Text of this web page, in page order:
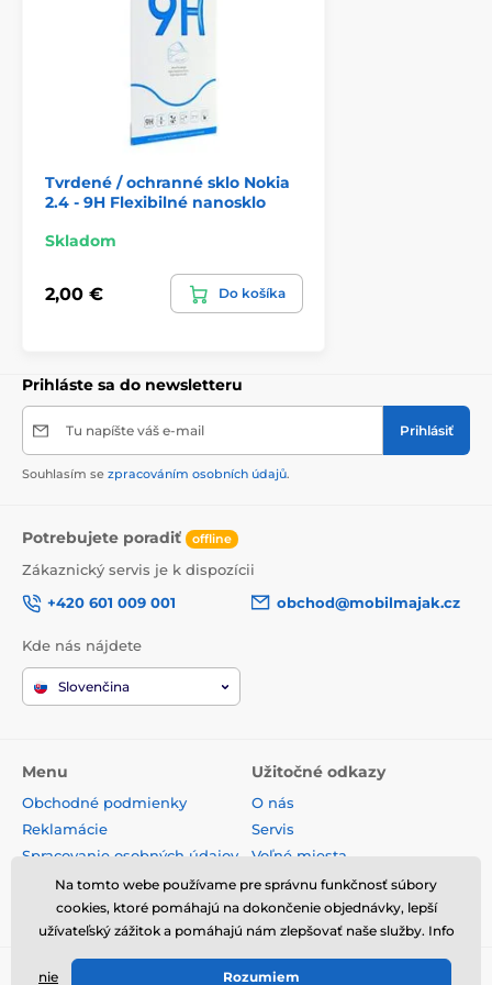
Tvrdené / ochranné sklo Nokia
2.4 - 9H Flexibilné nanosklo
Skladom
2,00 € Do košíka
Prihláste sa do newsletteru
Tu napíšte váš e-mail Prihlásiť
Souhlasím se zpracováním osobních údajů.
Potrebujete poradiť offline
Zákaznický servis je k dispozícii
+420 601 009 001
obchod@mobilmajak.cz
Kde nás nájdete
Slovenčina
Menu
Obchodné podmienky
Reklamácie
Spracovanie osobných údajov
Doprava a platba
Odstúpenie od zmluvy
Užitočné odkazy
O nás
Servis
Voľné miesta
Kontakt
© 2026 www.mobilmajak.sk ⦁ E-shop vytvorila
Na tomto webe používame pre správnu funkčnosť súbory
cookies, ktoré pomáhajú na dokončenie objednávky, lepší
užívateľský zážitok a pomáhajú nám zlepšovať naše služby. Info
nie Rozumiem